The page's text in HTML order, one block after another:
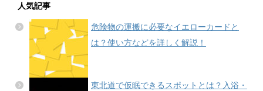
人気記事
危険物の運搬に必要なイエローカードと
は？使い方などを詳しく解説！
東北道で仮眠できるスポットとは？入浴・